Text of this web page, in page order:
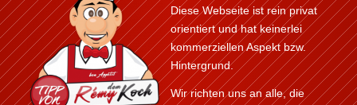
Diese Webseite ist rein privat
orientiert und hat keinerlei
kommerziellen Aspekt bzw.
Hintergrund.
Wir richten uns an alle, die